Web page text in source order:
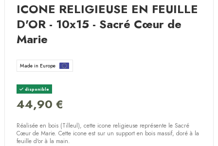
ICONE RELIGIEUSE EN FEUILLE
D'OR - 10x15 - Sacré Cœur de
Marie
Made in Europe
disponible
44,90 €
Réalisée en bois (Tilleul), cette icone religieuse représente le Sacré
Cœur de Marie. Cette icone est sur un support en bois massif, doré à la
feuille d'or à la main.